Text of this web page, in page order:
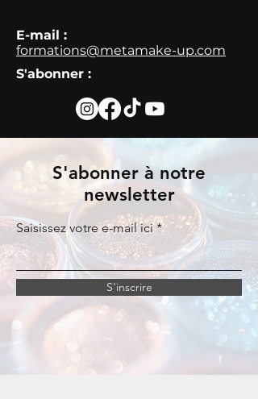
E-mail :
formations@metamake-up.com
S'abonner :
S'abonner à notre
newsletter
Saisissez votre e-mail ici
S'inscrire